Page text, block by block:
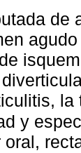
de
y